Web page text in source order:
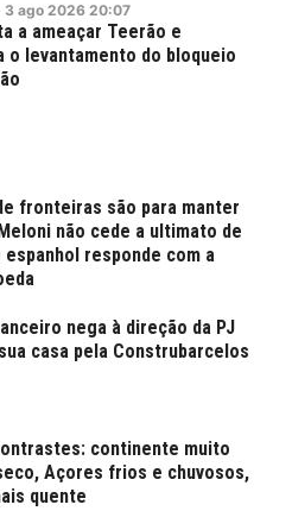
3 ago 2026 20:07
a ameaçar Teerão e
o levantamento do bloqueio
fronteiras são para manter
não cede a ultimato de
espanhol responde com a
nega à direção da PJ
casa pela Construbarcelos
continente muito
Açores frios e chuvosos,
quente